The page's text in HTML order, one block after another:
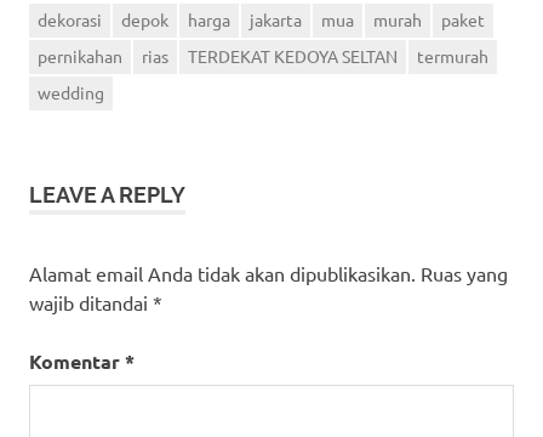
dekorasi depok harga jakarta mua murah
paket
pernikahan
rias TERDEKAT KEDOYA SELTAN
termurah
wedding
LEAVE A REPLY
Alamat email Anda tidak akan dipublikasikan. Ruas yang
wajib ditandai *
Komentar*